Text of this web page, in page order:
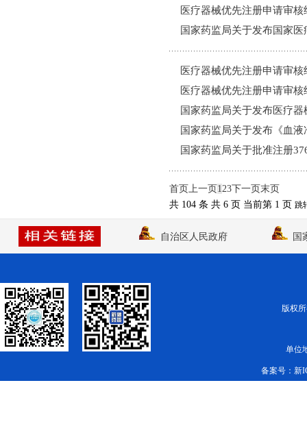
医疗器械优先注册申请审
国家药监局关于发布国家
医疗器械优先注册申请审
医疗器械优先注册申请审
国家药监局关于发布医疗
国家药监局关于发布《血
国家药监局关于批准注册
首页上一页123下一页末页
共 104 条 共 6 页 当前第 1 页 跳
自治区人民政府 国
版权
单位
备案号： 新